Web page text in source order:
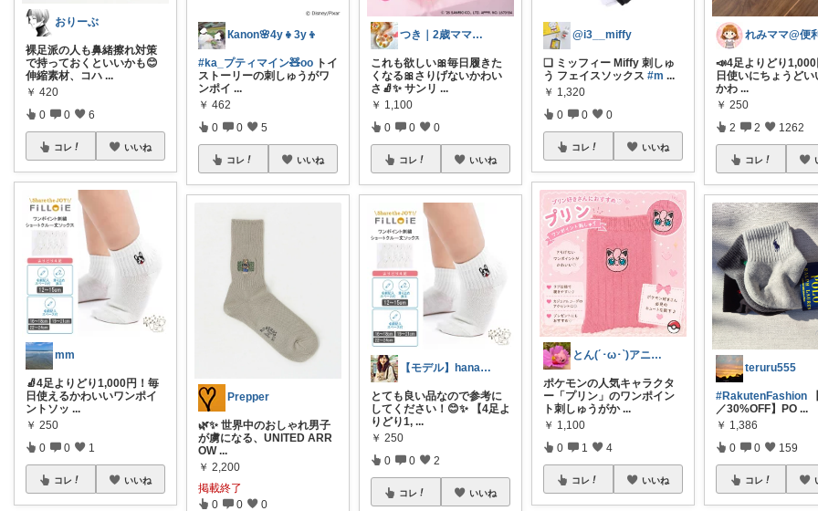
おりーぶ
裸足派の人も鼻緒擦れ対策
で持っておくといいかも😊
伸縮素材、コハ ...
￥ 420
0 0 6
コレ いいね
mm
🧦4足よりどり1,000円！毎
日使えるかわいいワンポイ
ントソッ ...
￥ 250
0 0 1
コレ いいね
Кanon🌸4y👧3y👦
#ka_プティマイン🧸oo トイ
ストーリーの刺しゅうがワ
ンポイ ...
￥ 462
0 0 5
コレ いいね
Prepper
🌿✨ 世界中のおしゃれ男子
が虜になる、UNITED ARR
OW ...
￥ 2,200
掲載終了
0 0 0
つき｜2歳ママの育児グッズ
これも欲しい🎀毎日履きた
くなる🎀さりげないかわい
さ🧦✨ サンリ ...
￥ 1,100
0 0 0
コレ いいね
【モデル】hana 経由購入ありがとう
とても良い品なので参考に
してください！😊✨ 【4足よ
りどり1, ...
￥ 250
0 0 2
コレ いいね
@i3__miffy
❑ ミッフィー Miffy 刺しゅ
う フェイスソックス#m ...
￥ 1,320
0 0 0
コレ いいね
とん(´･ω･`)アニメ好き✨
ポケモンの人気キャラクタ
ー「プリン」のワンポイン
ト刺しゅうがか ...
￥ 1,100
0 1 4
コレ いいね
📣4足よりどり
日使いにちょうどい
かわ ...
￥ 250
2 2 1262
コレ
teruru555
#RakutenFashion
／30%OFF】PO ...
￥ 1,386
0 0 159
コレ